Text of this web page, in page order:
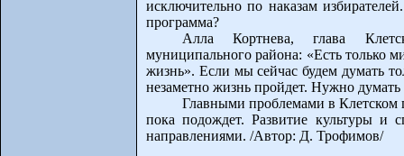
исключительно по наказам
программа?
Алла Кортнева, глава
муниципального района: «Есть только
жизнь». Если мы сейчас будем думать
незаметно жизнь пройдет. Нужно
Главными проблемами в Клетском
пока подождет. Развитие культуры и
направлениями. /Автор: Д. Трофимов/